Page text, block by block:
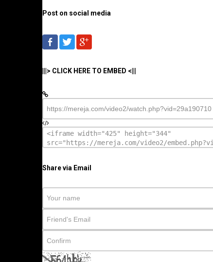
Post on social media
|||> CLICK HERE TO EMBED <|||
Share via Email